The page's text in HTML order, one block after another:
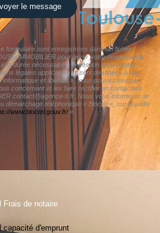
le message
formulaire sont enregistrées dans un fichier
IMMOBILIER pour gérer votre demande de
la durée nécessaire à la gestion de la relation
légales applicables et sont destinées à nos
informatique et libertés », vous pouvez exercer
concernant et les faire rectifier en contactant
contact@agence-ti.fr. Nous vous informons de
démarchage téléphonique « Bloctel », sur laquelle
www.bloctel.gouv.fr/»
Frais de notaire
capacité d'emprunt